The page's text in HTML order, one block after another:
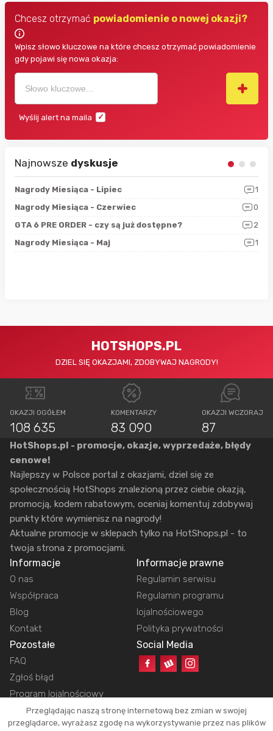
Chcesz otrzymać powiadomienie o nowej okazji?
Wpisz słowo kluczowe na które chcesz otrzymać powiadomienie
gdy pojawi się nowa okazja:
Wyślij alert na maila
Najnowsze dyskusje
Nagrody Miesiąca - Lipiec
1
Nagrody Miesiąca - Czerwiec
0
GTA 6 PRE ORDER - czy są już dostępne?
2
Nagrody Miesiąca - Maj
1
HOTSHOPS.PL
DZIEL SIĘ OKAZJAMI, ZDOBYWAJ NAGRODY!
OKAZJI OGÓŁEM
108 635
KOMENTARZY
83 090
OKAZJI WCZORAJ
87
HotShops.pl - promocje, okazje, wyprzedaże, błędy
cenowe!
Najlepszy w Polsce portal z okazjami, dziel się ze
społecznością HotShops znalezioną przez ciebie okazją,
promocją, kodem rabatowym, oceniaj komentuj zdobywaj
punkty które wymienisz na nagrody!
Aktualne promocje w sklepach tylko na HotShops.pl - to
twoja strona z promocjami.
Informacje
O nas
Współpraca
Blog
Kontakt
Informacje prawne
Regulamin serwisu
Regulamin programu
lojalnościowego
Polityka prywatności
Pozostałe
FAQ
Zgłoś błąd
Program lojalnościowy
Social Media
Przeglądając naszą stronę internetową bez zmian w swojej
przeglądarce, wyrażasz zgodę na wykorzystywanie przez nas plików